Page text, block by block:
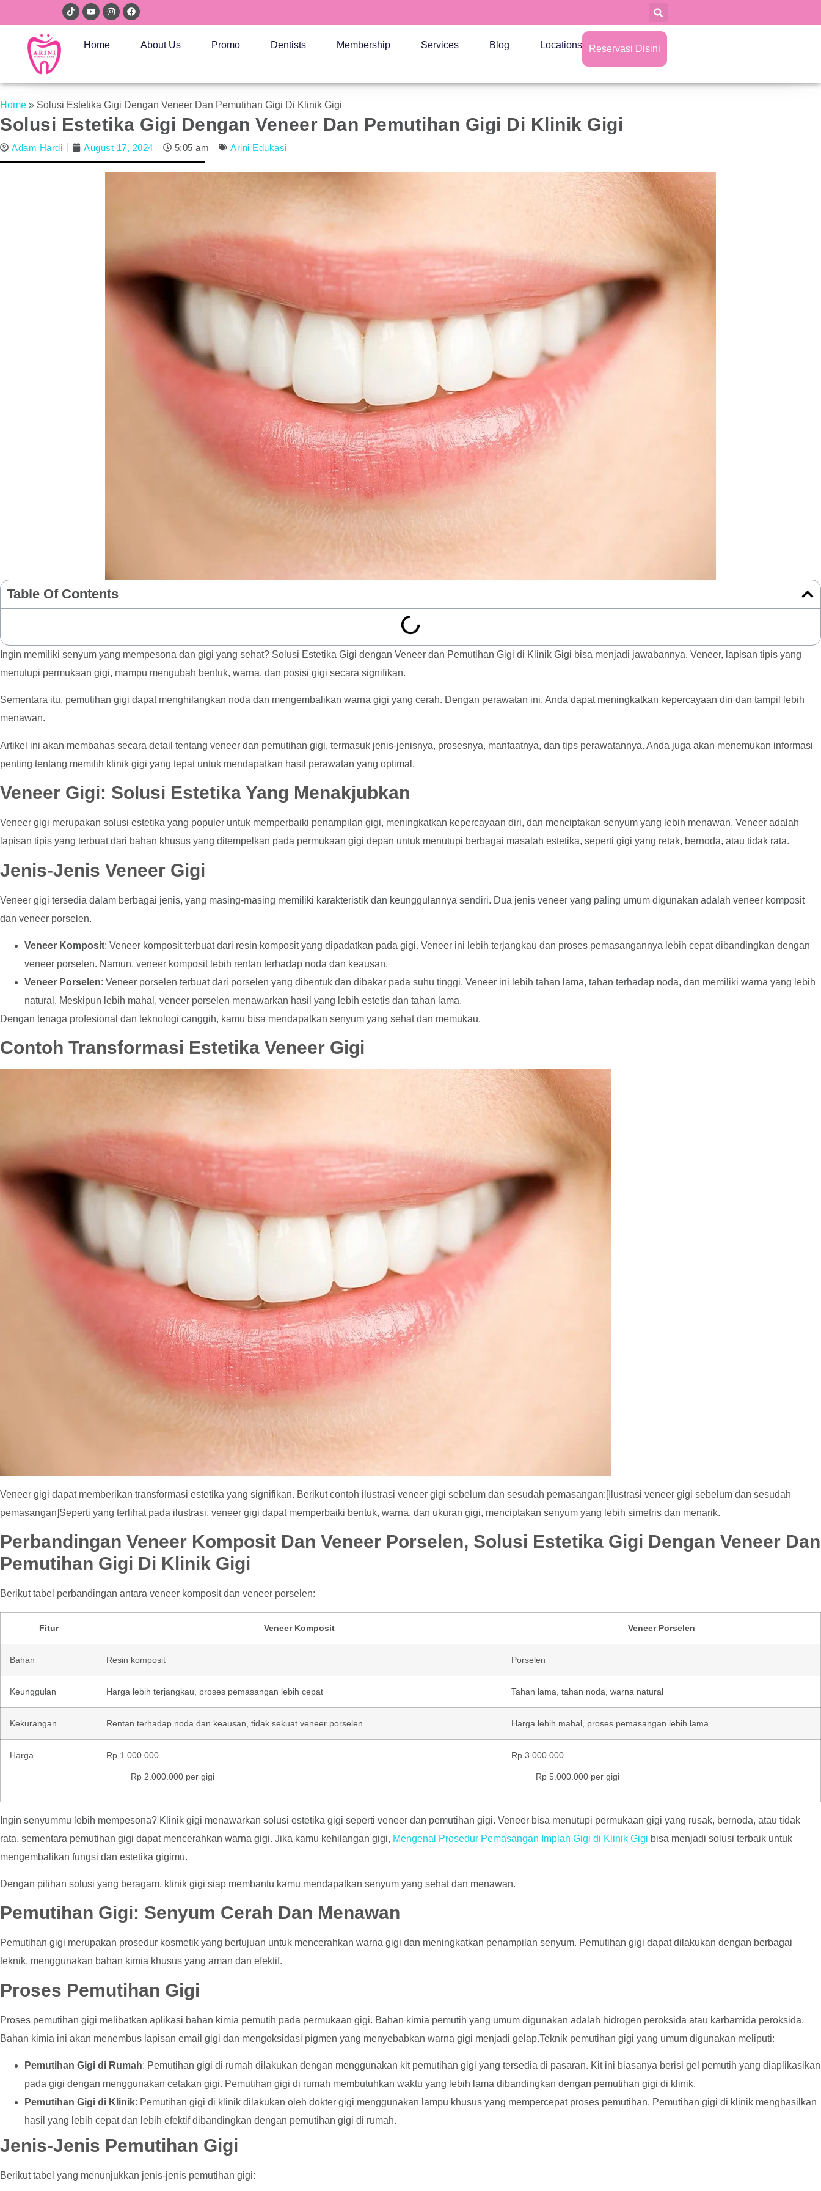
Home About Us Promo Dentists Membership Services Blog Locations Reservasi Disini
Home » Solusi Estetika Gigi Dengan Veneer Dan Pemutihan Gigi Di Klinik Gigi
Solusi Estetika Gigi Dengan Veneer Dan Pemutihan Gigi Di Klinik Gigi
Adam Hardi August 17, 2024 5:05 am Arini Edukasi
Table Of Contents
Ingin memiliki senyum yang mempesona dan gigi yang sehat? Solusi Estetika Gigi dengan Veneer dan Pemutihan Gigi di Klinik Gigi bisa menjadi jawabannya. Veneer, lapisan tipis yang
menutupi permukaan gigi, mampu mengubah bentuk, warna, dan posisi gigi secara signifikan.
Sementara itu, pemutihan gigi dapat menghilangkan noda dan mengembalikan warna gigi yang cerah. Dengan perawatan ini, Anda dapat meningkatkan kepercayaan diri dan tampil lebih
menawan.
Artikel ini akan membahas secara detail tentang veneer dan pemutihan gigi, termasuk jenis-jenisnya, prosesnya, manfaatnya, dan tips perawatannya. Anda juga akan menemukan informasi
penting tentang memilih klinik gigi yang tepat untuk mendapatkan hasil perawatan yang optimal.
Veneer Gigi: Solusi Estetika Yang Menakjubkan
Veneer gigi merupakan solusi estetika yang populer untuk memperbaiki penampilan gigi, meningkatkan kepercayaan diri, dan menciptakan senyum yang lebih menawan. Veneer adalah
lapisan tipis yang terbuat dari bahan khusus yang ditempelkan pada permukaan gigi depan untuk menutupi berbagai masalah estetika, seperti gigi yang retak, bernoda, atau tidak rata.
Jenis-Jenis Veneer Gigi
Veneer gigi tersedia dalam berbagai jenis, yang masing-masing memiliki karakteristik dan keunggulannya sendiri. Dua jenis veneer yang paling umum digunakan adalah veneer komposit
dan veneer porselen.
Veneer Komposit: Veneer komposit terbuat dari resin komposit yang dipadatkan pada gigi. Veneer ini lebih terjangkau dan proses pemasangannya lebih cepat dibandingkan dengan
veneer porselen. Namun, veneer komposit lebih rentan terhadap noda dan keausan.
Veneer Porselen: Veneer porselen terbuat dari porselen yang dibentuk dan dibakar pada suhu tinggi. Veneer ini lebih tahan lama, tahan terhadap noda, dan memiliki warna yang lebih
natural. Meskipun lebih mahal, veneer porselen menawarkan hasil yang lebih estetis dan tahan lama.
Dengan tenaga profesional dan teknologi canggih, kamu bisa mendapatkan senyum yang sehat dan memukau.
Contoh Transformasi Estetika Veneer Gigi
Veneer gigi dapat memberikan transformasi estetika yang signifikan. Berikut contoh ilustrasi veneer gigi sebelum dan sesudah pemasangan:[Ilustrasi veneer gigi sebelum dan sesudah
pemasangan]Seperti yang terlihat pada ilustrasi, veneer gigi dapat memperbaiki bentuk, warna, dan ukuran gigi, menciptakan senyum yang lebih simetris dan menarik.
Perbandingan Veneer Komposit Dan Veneer Porselen, Solusi Estetika Gigi Dengan Veneer Dan
Pemutihan Gigi Di Klinik Gigi
Berikut tabel perbandingan antara veneer komposit dan veneer porselen:
Fitur Veneer Komposit Veneer Porselen
Bahan Resin komposit Porselen
Keunggulan Harga lebih terjangkau, proses pemasangan lebih cepat Tahan lama, tahan noda, warna natural
Kekurangan Rentan terhadap noda dan keausan, tidak sekuat veneer porselen Harga lebih mahal, proses pemasangan lebih lama
Harga Rp 1.000.000
Rp 2.000.000 per gigi
Rp 3.000.000
Rp 5.000.000 per gigi
Ingin senyummu lebih mempesona? Klinik gigi menawarkan solusi estetika gigi seperti veneer dan pemutihan gigi. Veneer bisa menutupi permukaan gigi yang rusak, bernoda, atau tidak
rata, sementara pemutihan gigi dapat mencerahkan warna gigi. Jika kamu kehilangan gigi, Mengenal Prosedur Pemasangan Implan Gigi di Klinik Gigi bisa menjadi solusi terbaik untuk
mengembalikan fungsi dan estetika gigimu.
Dengan pilihan solusi yang beragam, klinik gigi siap membantu kamu mendapatkan senyum yang sehat dan menawan.
Pemutihan Gigi: Senyum Cerah Dan Menawan
Pemutihan gigi merupakan prosedur kosmetik yang bertujuan untuk mencerahkan warna gigi dan meningkatkan penampilan senyum. Pemutihan gigi dapat dilakukan dengan berbagai
teknik, menggunakan bahan kimia khusus yang aman dan efektif.
Proses Pemutihan Gigi
Proses pemutihan gigi melibatkan aplikasi bahan kimia pemutih pada permukaan gigi. Bahan kimia pemutih yang umum digunakan adalah hidrogen peroksida atau karbamida peroksida.
Bahan kimia ini akan menembus lapisan email gigi dan mengoksidasi pigmen yang menyebabkan warna gigi menjadi gelap.Teknik pemutihan gigi yang umum digunakan meliputi:
Pemutihan Gigi di Rumah: Pemutihan gigi di rumah dilakukan dengan menggunakan kit pemutihan gigi yang tersedia di pasaran. Kit ini biasanya berisi gel pemutih yang diaplikasikan
pada gigi dengan menggunakan cetakan gigi. Pemutihan gigi di rumah membutuhkan waktu yang lebih lama dibandingkan dengan pemutihan gigi di klinik.
Pemutihan Gigi di Klinik: Pemutihan gigi di klinik dilakukan oleh dokter gigi menggunakan lampu khusus yang mempercepat proses pemutihan. Pemutihan gigi di klinik menghasilkan
hasil yang lebih cepat dan lebih efektif dibandingkan dengan pemutihan gigi di rumah.
Jenis-Jenis Pemutihan Gigi
Berikut tabel yang menunjukkan jenis-jenis pemutihan gigi: